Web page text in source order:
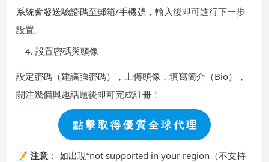
系統會發送驗證碼至郵箱/手機號，輸入後即可進行下一步
設置。
設置密碼與頭像
設定密碼（建議強密碼），上傳頭像，填寫簡介（Bio），
關注幾個興趣話題後即可完成註冊！
點 擊 取 得 優 質 全 球 代 理
📝 注意 ： 如出現“not supported in your region（不支持